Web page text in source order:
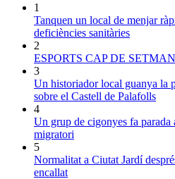
1
Tanquen un local de menjar
deficiències sanitàries
2
ESPORTS CAP DE
3
Un historiador local guanya la
sobre el Castell de Palafolls
4
Un grup de cigonyes fa
migratori
5
Normalitat a Ciutat Jardí
encallat